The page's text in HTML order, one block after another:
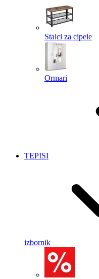
Stalci za cipele
Ormari
TEPISI
izbornik